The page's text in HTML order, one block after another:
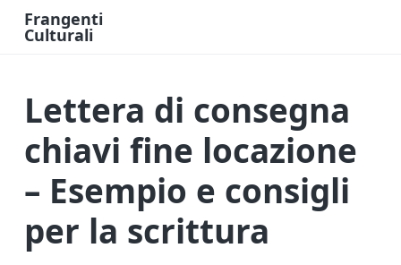
Frangenti
Culturali
r
e
i
n
z
a
O
n
Lettera di consegna
chiavi fine locazione​
– Esempio e consigli
per la scrittura